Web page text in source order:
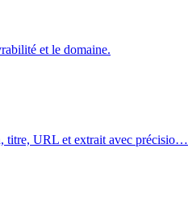
et le domaine.
titre, URL et extrait avec précisio…